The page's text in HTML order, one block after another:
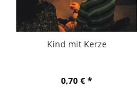
Kind mit Kerze
0,70 € *